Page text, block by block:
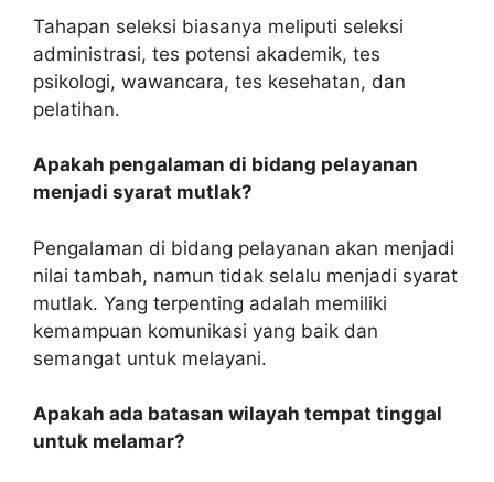
Tahapan seleksi biasanya meliputi seleksi
administrasi, tes potensi akademik, tes
psikologi, wawancara, tes kesehatan, dan
pelatihan.
Apakah pengalaman di bidang pelayanan
menjadi syarat mutlak?
Pengalaman di bidang pelayanan akan menjadi
nilai tambah, namun tidak selalu menjadi syarat
mutlak. Yang terpenting adalah memiliki
kemampuan komunikasi yang baik dan
semangat untuk melayani.
Apakah ada batasan wilayah tempat tinggal
untuk melamar?